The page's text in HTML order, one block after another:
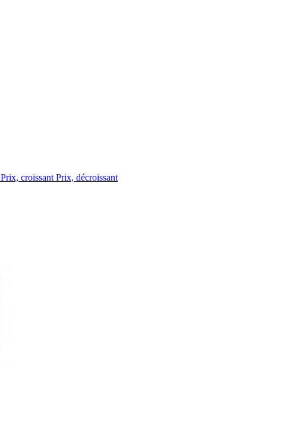
Prix, croissant Prix, décroissant